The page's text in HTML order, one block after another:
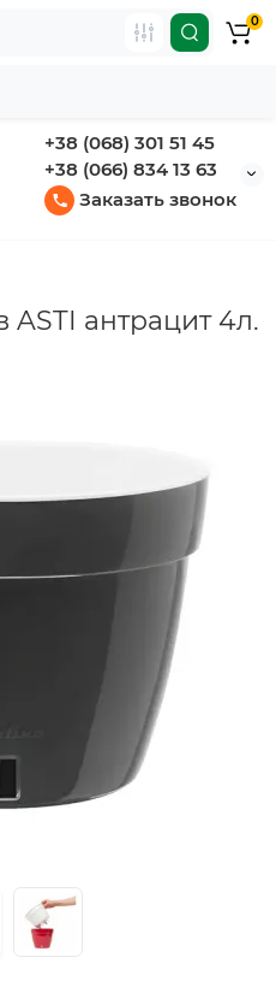
+38 (068) 301 51 45
+38 (066) 834 13 63
Заказать звонок
0
ASTI антрацит 4л.